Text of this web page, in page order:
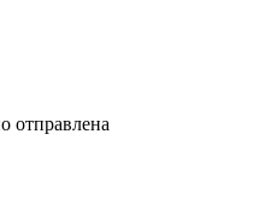
отправлена